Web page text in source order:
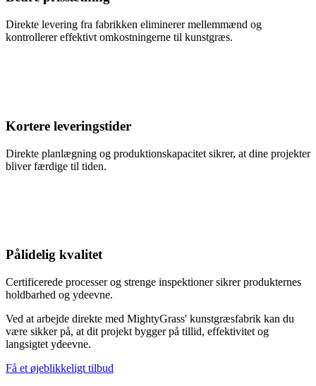
Direkte levering fra fabrikken eliminerer mellemmænd og
kontrollerer effektivt omkostningerne til kunstgræs.
Kortere leveringstider
Direkte planlægning og produktionskapacitet sikrer, at dine projekter
bliver færdige til tiden.
Pålidelig kvalitet
Certificerede processer og strenge inspektioner sikrer produkternes
holdbarhed og ydeevne.
Ved at arbejde direkte med MightyGrass' kunstgræsfabrik kan du
være sikker på, at dit projekt bygger på tillid, effektivitet og
langsigtet ydeevne.
Få et øjeblikkeligt tilbud